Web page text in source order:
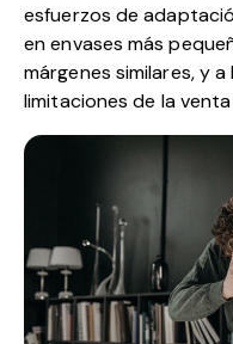
esfuerzos de
en envases más
márgenes similares, y
limitaciones de la